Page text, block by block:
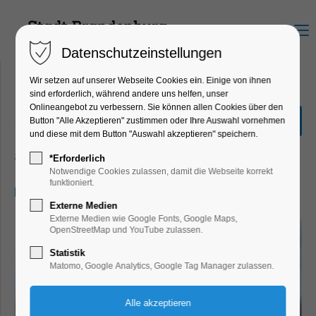
Menu
„Große Seenrundfahrt“ 2,5
Stunden
Schiffrundfahrt
Datenschutzeinstellungen
Wir setzen auf unserer Webseite Cookies ein. Einige von ihnen
sind erforderlich, während andere uns helfen, unser
Onlineangebot zu verbessern. Sie können allen Cookies über den
Button "Alle Akzeptieren" zustimmen oder Ihre Auswahl vornehmen
und diese mit dem Button "Auswahl akzeptieren" speichern.
*Erforderlich
Notwendige Cookies zulassen, damit die Webseite korrekt
funktioniert.
Externe Medien
Externe Medien wie Google Fonts, Google Maps,
OpenStreetMap und YouTube zulassen.
Statistik
Matomo, Google Analytics, Google Tag Manager zulassen.